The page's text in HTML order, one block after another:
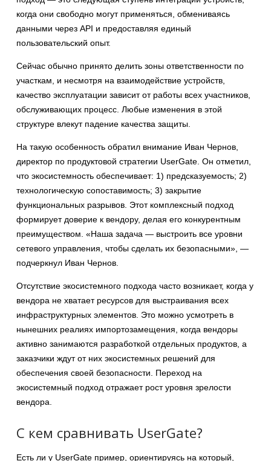
когда они свободно могут применяться, обмениваясь
данными через API и предоставляя единый
пользовательский опыт.
Сейчас обычно принято делить зоны ответственности по
участкам, и несмотря на взаимодействие устройств,
качество эксплуатации зависит от работы всех участников,
обслуживающих процесс. Любые изменения в этой
структуре влекут падение качества защиты.
На такую особенность обратил внимание Иван Чернов,
директор по продуктовой стратегии UserGate. Он отметил,
что экосистемность обеспечивает: 1) предсказуемость; 2)
технологическую сопоставимость; 3) закрытие
функциональных разрывов. Этот комплексный подход
формирует доверие к вендору, делая его конкурентным
преимуществом. «Наша задача — выстроить все уровни
сетевого управления, чтобы сделать их безопасными», —
подчеркнул Иван Чернов.
Отсутствие экосистемного подхода часто возникает, когда у
вендора не хватает ресурсов для выстраивания всех
инфраструктурных элементов. Это можно усмотреть в
нынешних реалиях импортозамещения, когда вендоры
активно занимаются разработкой отдельных продуктов, а
заказчики ждут от них экосистемных решений для
обеспечения своей безопасности. Переход на
экосистемный подход отражает рост уровня зрелости
вендора.
С кем сравнивать UserGate?
Есть ли у UserGate пример, ориентируясь на который,